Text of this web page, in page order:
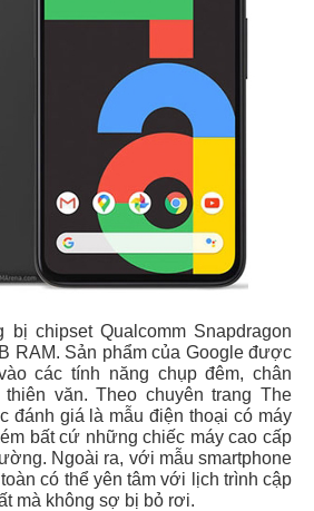
chipset Qualcomm Snapdragon
RAM. Sản phẩm của Google được
các tính năng chụp đêm, chân
văn. Theo chuyên trang The
đánh giá là mẫu điện thoại có máy
bất cứ những chiếc máy cao cấp
Ngoài ra, với mẫu smartphone
có thể yên tâm với lịch trình cập
mà không sợ bị bỏ rơi.